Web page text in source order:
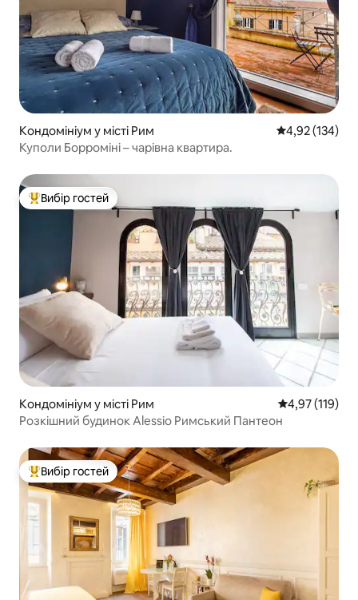
Кондомініум у місті Рим Середня
4,92 (134)
Куполи Борроміні – чарівна квартира.
Топ вибір гостей
Вибір гостей
Кондомініум у місті Рим Середня
4,97 (119)
Розкішний будинок Alessio Римський Пантеон
Топ вибір гостей
Вибір гостей